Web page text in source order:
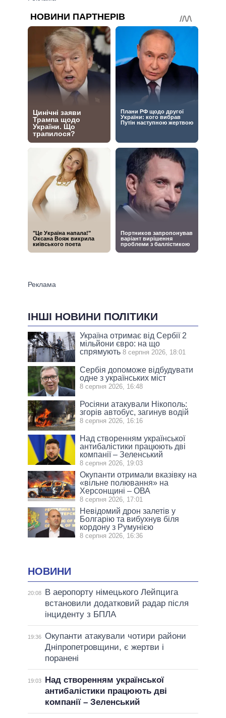
ІНШІ НОВИНИ ПОЛІТИКИ
Україна отримає від Сербії 2
мільйони євро: на що
спрямують 8 серпня 2026, 18:01
Сербія допоможе відбудувати
одне з українських міст
8 серпня 2026, 16:48
Росіяни атакували Нікополь:
згорів автобус, загинув водій
8 серпня 2026, 16:16
Над створенням української
антибалістики працюють дві
компанії – Зеленський
8 серпня 2026, 19:03
Окупанти отримали вказівку на
«вільне полювання» на
Херсонщині – ОВА
8 серпня 2026, 17:01
Невідомий дрон залетів у
Болгарію та вибухнув біля
кордону з Румунією
8 серпня 2026, 16:36
НОВИНИ
20:08
В аеропорту німецького Лейпцига
встановили додатковий радар після
інциденту з БПЛА
19:36 Окупанти атакували чотири райони
Дніпропетровщини, є жертви і
поранені
19:03
Над створенням української
антибалістики працюють дві
компанії – Зеленський